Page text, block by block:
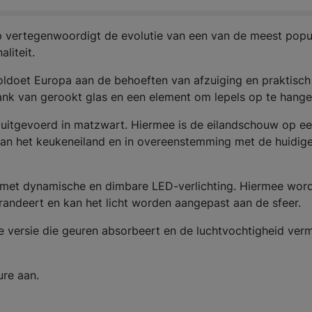
de evolutie van een van de meest
Europa aan de behoeften van afzuiging en praktisch
van gerookt glas en een element om lepels op te
in matzwart. Hiermee is de eilandschouw op
het keukeneiland en in overeenstemming met de
dynamische en dimbare LED-verlichting. Hiermee
en kan het licht worden aangepast aan de sfeer.
versie die geuren absorbeert en de luchtvochtigheid
aan.